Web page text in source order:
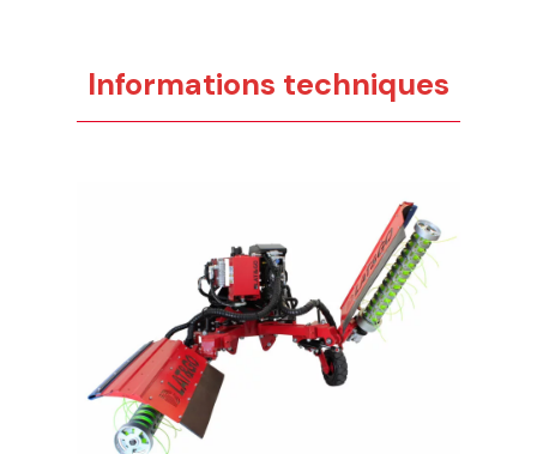
Informations techniques